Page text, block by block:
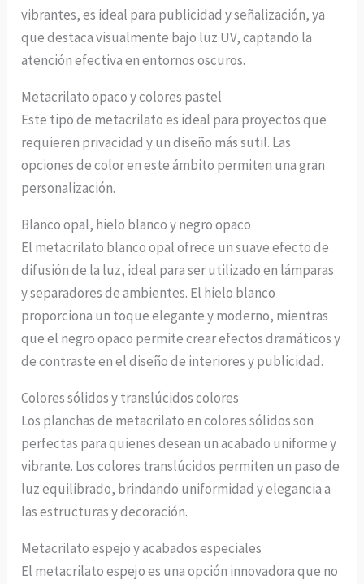
vibrantes, es ideal para publicidad y señalización, ya
que destaca visualmente bajo luz UV, captando la
atención efectiva en entornos oscuros.
Metacrilato opaco y colores pastel
Este tipo de metacrilato es ideal para proyectos que
requieren privacidad y un diseño más sutil. Las
opciones de color en este ámbito permiten una gran
personalización.
Blanco opal, hielo blanco y negro opaco
El metacrilato blanco opal ofrece un suave efecto de
difusión de la luz, ideal para ser utilizado en lámparas
y separadores de ambientes. El hielo blanco
proporciona un toque elegante y moderno, mientras
que el negro opaco permite crear efectos dramáticos y
de contraste en el diseño de interiores y publicidad.
Colores sólidos y translúcidos colores
Los planchas de metacrilato en colores sólidos son
perfectas para quienes desean un acabado uniforme y
vibrante. Los colores translúcidos permiten un paso de
luz equilibrado, brindando uniformidad y elegancia a
las estructuras y decoración.
Metacrilato espejo y acabados especiales
El metacrilato espejo es una opción innovadora que no